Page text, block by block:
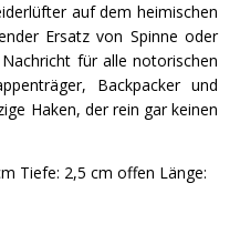
auf dem heimischen
Ersatz von Spinne oder
für alle notorischen
Backpacker und
Haken, der rein gar keinen
Tiefe: 2,5 cm offen Länge: